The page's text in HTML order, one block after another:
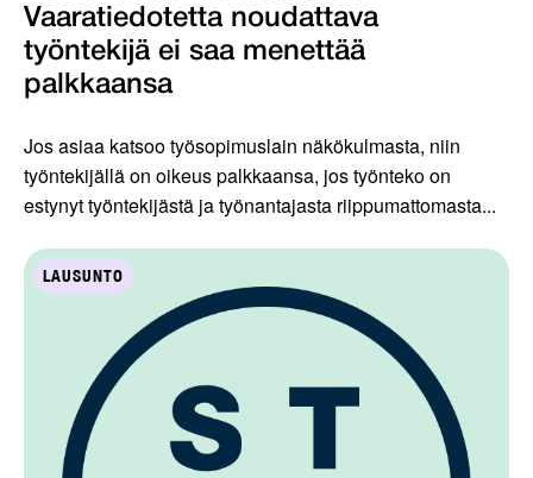
Vaaratiedotetta noudattava
työntekijä ei saa menettää
palkkaansa
Jos asiaa katsoo työsopimuslain näkökulmasta, niin
työntekijällä on oikeus palkkaansa, jos työnteko on
estynyt työntekijästä ja työnantajasta riippumattomasta...
LAUSUNTO